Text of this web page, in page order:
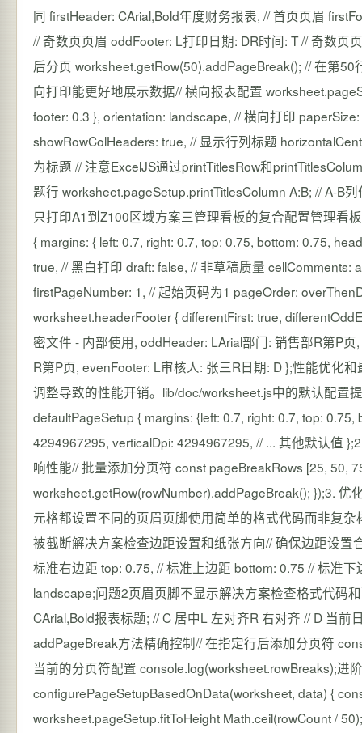
同 firstHeader: CArial,Bold年度财务报表, // 首页页眉
// 奇数页页眉 oddFooter: L打印日期: DR时间: T // 奇数页
后分页 worksheet.getRow(50).addPageBreak(); // 在第
向打印能更好地展示数据// 横向报表配置
footer: 0.3 }, orientation: landscape, // 横向打印
showRowColHeaders: true, // 显示行列标题
为标题 // 注意ExcelJS通过printTitlesRow和
题行 worksheet.pageSetup.printTitlesColumn A:B; // A-B
只打印A1到Z100区域方案三管理看板的复合配置管理看
{ margins: { left: 0.7, right: 0.7, top: 0.75, bottom: 0.75,
true, // 黑白打印 draft: false, // 非草稿质量
firstPageNumber: 1, // 起始页码为1 pageOrder:
worksheet.headerFooter { differentFirst: true,
密文件 - 内部使用, oddHeader: LArial部门: 销售部R第P
R第P页, evenFooter: L审核人: 张三R日期: D };性能优化
调整导致的性能开销。lib/doc/worksheet.js中的默认配置
defaultPageSetup { margins: {left: 0.7, right: 0.7, top:
4294967295, verticalDpi: 4294967295, // ... 其他默认值
响性能// 批量添加分页符 const pageBreakRows [25, 50,
worksheet.getRow(rowNumber).addPageBreak(); });3.
元格都设置不同的页眉页脚使用简单的格式代码而非复
被截断解决方案检查边距设置和纸张方向// 确保边距设置
标准右边距 top: 0.75, // 标准上边距 bottom: 0.75 // 标准
landscape;问题2页眉页脚不显示解决方案检查格式代码
CArial,Bold报表标题; // C 居中L 左对齐R 右对齐 // D 当
addPageBreak方法精确控制// 在指定行后添加分页符
当前的分页符配置 console.log(worksheet.rowBreaks);
configurePageSetupBasedOnData(worksheet, data) {
worksheet.pageSetup.fitToHeight Math.ceil(rowCount /